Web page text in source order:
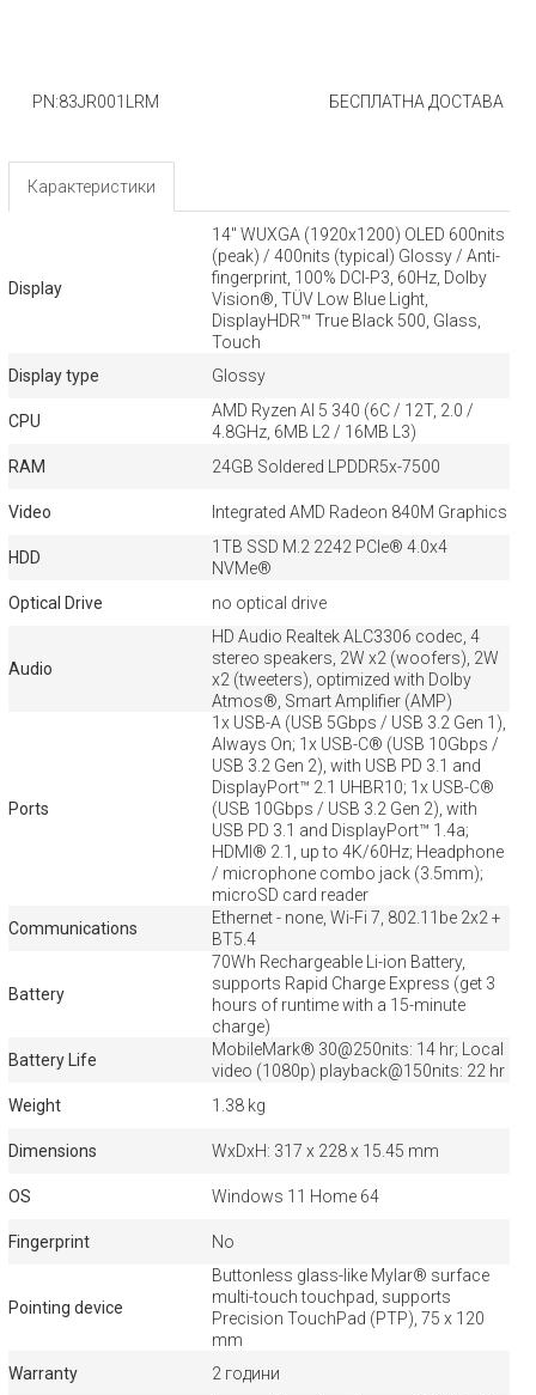
PN:83JR001LRM БЕСПЛАТНА ДОСТАВА
Карактеристики
Display
14" WUXGA (1920x1200) OLED 600nits
(peak) / 400nits (typical) Glossy / Anti-
fingerprint, 100% DCI-P3, 60Hz, Dolby
Vision®, TÜV Low Blue Light,
DisplayHDR™ True Black 500, Glass,
Touch
Display type
Glossy
CPU
AMD Ryzen AI 5 340 (6C / 12T, 2.0 /
4.8GHz, 6MB L2 / 16MB L3)
RAM
24GB Soldered LPDDR5x-7500
Video Integrated AMD Radeon 840M Graphics
HDD
1TB SSD M.2 2242 PCIe® 4.0x4
NVMe®
Optical Drive
no optical drive
Audio
HD Audio Realtek ALC3306 codec, 4
stereo speakers, 2W x2 (woofers), 2W
x2 (tweeters), optimized with Dolby
Atmos®, Smart Amplifier (AMP)
Ports
1x USB-A (USB 5Gbps / USB 3.2 Gen 1),
Always On; 1x USB-C® (USB 10Gbps /
USB 3.2 Gen 2), with USB PD 3.1 and
DisplayPort™ 2.1 UHBR10; 1x USB-C®
(USB 10Gbps / USB 3.2 Gen 2), with
USB PD 3.1 and DisplayPort™ 1.4a;
HDMI® 2.1, up to 4K/60Hz; Headphone
/ microphone combo jack (3.5mm);
microSD card reader
Communications
Ethernet - none, Wi-Fi 7, 802.11be 2x2 +
BT5.4
Battery
70Wh Rechargeable Li-ion Battery,
supports Rapid Charge Express (get 3
hours of runtime with a 15-minute
charge)
Battery Life
MobileMark® 30@250nits: 14 hr; Local
video (1080p) playback@150nits: 22 hr
Weight
1.38 kg
Dimensions WxDxH: 317 x 228 x 15.45 mm
OS Windows 11 Home 64
Fingerprint No
Pointing device
Buttonless glass-like Mylar® surface
multi-touch touchpad, supports
Precision TouchPad (PTP), 75 x 120
mm
Warranty
2 години